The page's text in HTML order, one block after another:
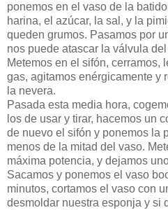
ponemos en el vaso de la
harina, el azúcar, la sal, y la
queden grumos. Pasamos por
nos puede atascar la válvula
Metemos en el sifón, cerramos,
gas, agitamos enérgicamente y
la nevera.
Pasada esta media hora,
los de usar y tirar, hacemos un
de nuevo el sifón y ponemos la
menos de la mitad del vaso.
máxima potencia, y dejamos
Sacamos y ponemos el vaso
minutos, cortamos el vaso con
desmoldar nuestra esponja y si